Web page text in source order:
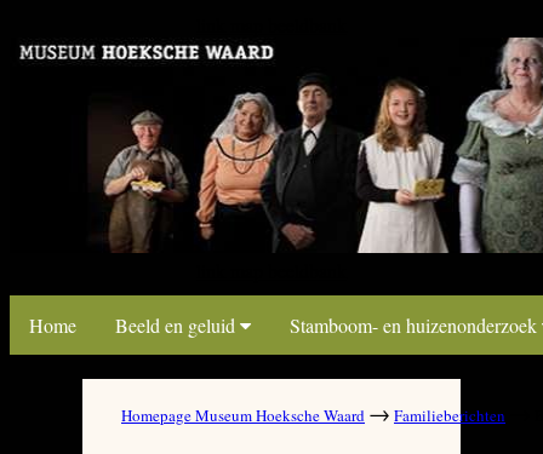
Home Beeld en geluid Stamboom- en huizenonderzoek
Homepage Museum Hoeksche Waard → Familieberichten